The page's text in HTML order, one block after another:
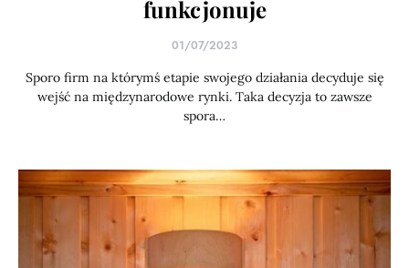
funkcjonuje
01/07/2023
Sporo firm na którymś etapie swojego działania decyduje się
wejść na międzynarodowe rynki. Taka decyzja to zawsze
spora…